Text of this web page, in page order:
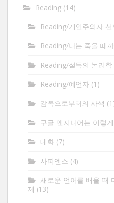
Reading (14)
Reading/개인주의자 선
Reading/나는 죽을 때
Reading/설득의 논리학
Reading/예언자 (1)
감옥으로부터의 사색 (1)
구글 엔지니어는 이렇
대화 (7)
사피엔스 (4)
새로운 언어를 배울 때
제 (13)